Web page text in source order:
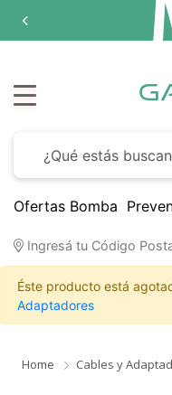
Ofertas Bomba
Ingresá tu Código
Éste producto está
Adaptadores
Home Cables y